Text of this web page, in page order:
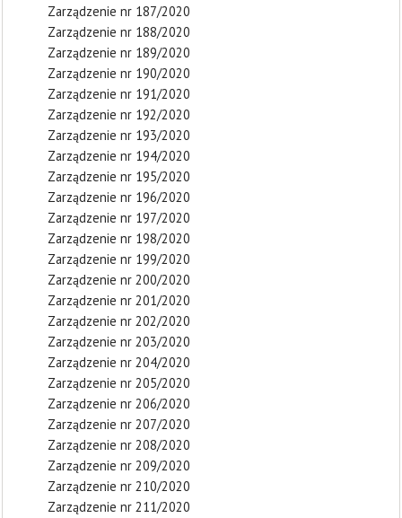
Zarządzenie nr 187/2020
Zarządzenie nr 188/2020
Zarządzenie nr 189/2020
Zarządzenie nr 190/2020
Zarządzenie nr 191/2020
Zarządzenie nr 192/2020
Zarządzenie nr 193/2020
Zarządzenie nr 194/2020
Zarządzenie nr 195/2020
Zarządzenie nr 196/2020
Zarządzenie nr 197/2020
Zarządzenie nr 198/2020
Zarządzenie nr 199/2020
Zarządzenie nr 200/2020
Zarządzenie nr 201/2020
Zarządzenie nr 202/2020
Zarządzenie nr 203/2020
Zarządzenie nr 204/2020
Zarządzenie nr 205/2020
Zarządzenie nr 206/2020
Zarządzenie nr 207/2020
Zarządzenie nr 208/2020
Zarządzenie nr 209/2020
Zarządzenie nr 210/2020
Zarządzenie nr 211/2020